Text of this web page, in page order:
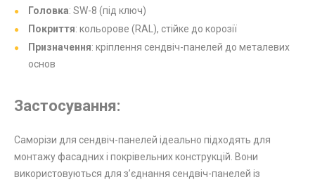
Головка: SW-8 (під ключ)
Покриття: кольорове (RAL), стійке до корозії
Призначення: кріплення сендвіч-панелей до металевих
основ
Застосування:
Саморізи для сендвіч-панелей ідеально підходять для
монтажу фасадних і покрівельних конструкцій. Вони
використовуються для з’єднання сендвіч-панелей із